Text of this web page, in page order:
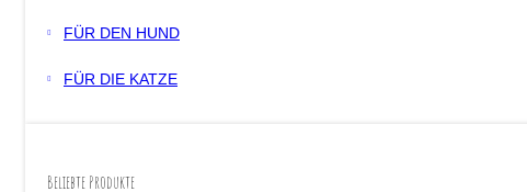
FÜR DEN HUND
FÜR DIE KATZE
Beliebte Produkte